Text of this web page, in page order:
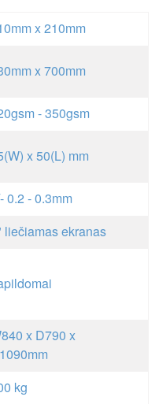
x 210mm
x 700mm
- 350gsm
x 50(L) mm
0.2 - 0.3mm
liečiamas ekranas
x D790 x
kg